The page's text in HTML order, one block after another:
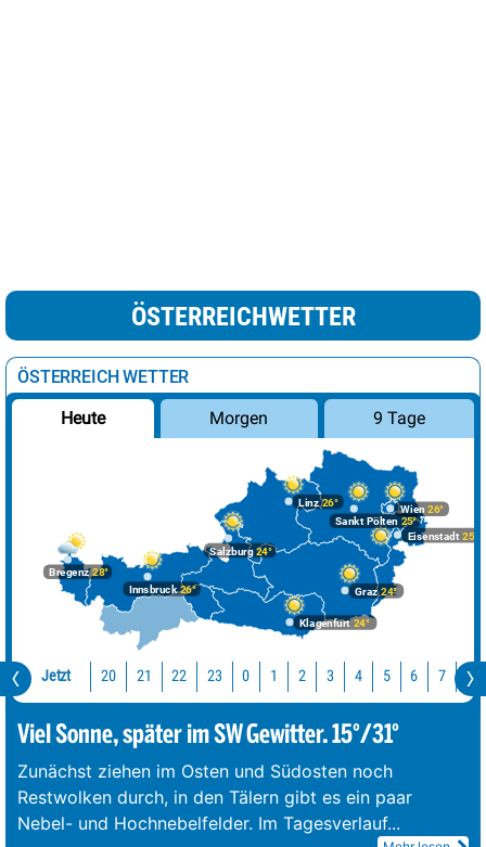
ÖSTERREICHWETTER
ÖSTERREICH WETTER
Heute Morgen 9 Tage
Bregenz28°
Graz24°
Innsbruck26°
Klagenfurt 24°
Linz26°
Salzburg24°
Wien 26°
Eisenstadt 25°
Sankt Pölten 25°
Jetzt 20 21 22 23 0 1 2 3 4 5 6 7 8
Viel Sonne, später im SW Gewitter. 15°/31°
Zunächst ziehen im Osten und Südosten noch
Restwolken durch, in den Tälern gibt es ein paar
Nebel- und Hochnebelfelder. Im Tagesverlauf...